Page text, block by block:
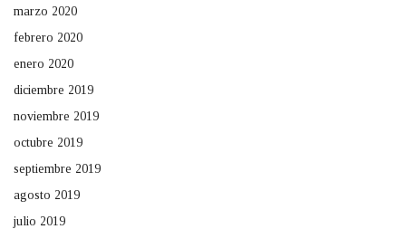
marzo 2020
febrero 2020
enero 2020
diciembre 2019
noviembre 2019
octubre 2019
septiembre 2019
agosto 2019
julio 2019